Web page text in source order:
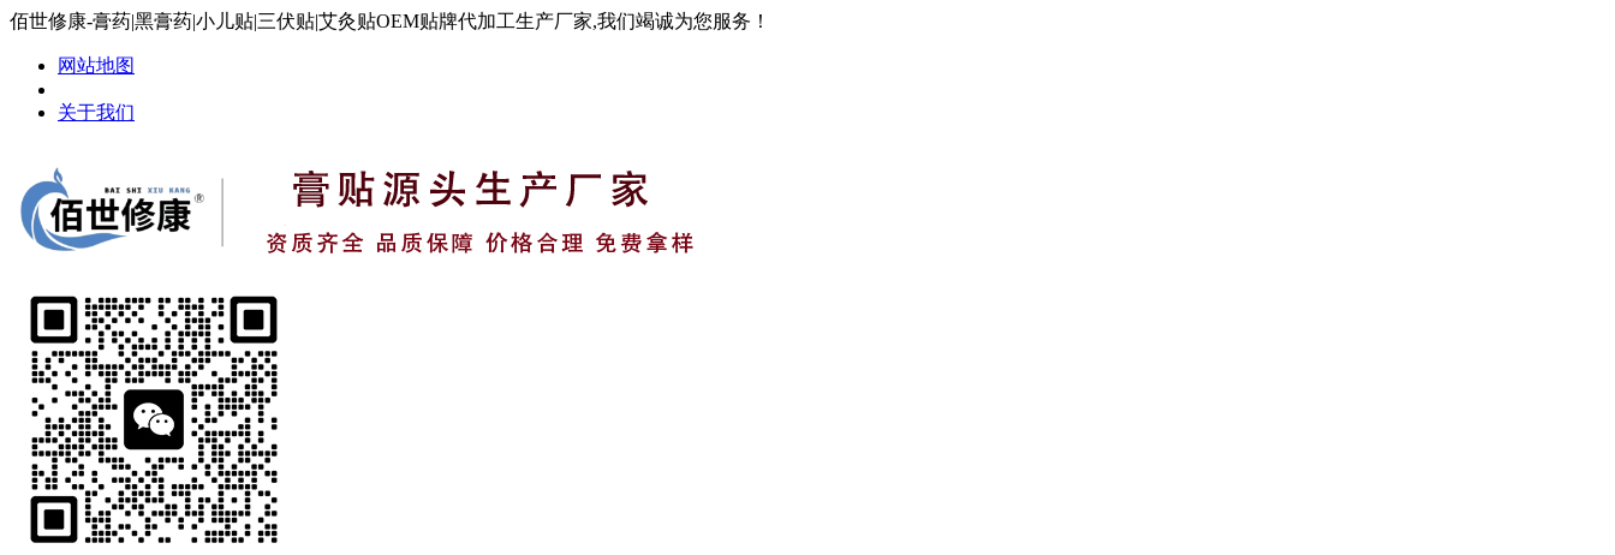
佰世修康-膏药|黑膏药|小儿贴|三伏贴|艾灸贴OEM贴牌代加工生产厂家,我们竭诚为您服务！
网站地图
关于我们